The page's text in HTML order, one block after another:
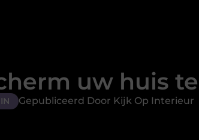
uw huis
Gepubliceerd Door Kijk Op Interieur